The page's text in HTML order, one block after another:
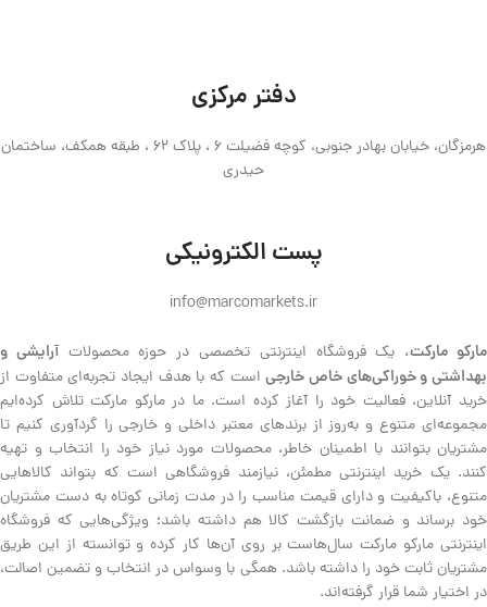
دفتر مرکزی
هرمزگان، خیابان بهادر جنوبی، کوچه فضیلت 6 ، پلاک 62 ، طبقه همکف، ساختمان
حیدری
پست الکترونیکی
info@marcomarkets.ir
مارکو مارکت، یک فروشگاه اینترنتی تخصصی در حوزه محصولاتآرایشی و
بهداشتی و خوراکی‌های خاص خارجیاست که با هدف ایجاد تجربه‌ای متفاوت از
خرید آنلاین، فعالیت خود را آغاز کرده است. ما در مارکو مارکت تلاش کرده‌ایم
مجموعه‌ای متنوع و به‌روز از برندهای معتبر داخلی و خارجی را گردآوری کنیم تا
مشتریان بتوانند با اطمینان خاطر، محصولات مورد نیاز خود را انتخاب و تهیه
کنند. یک خرید اینترنتی مطمئن، نیازمند فروشگاهی است که بتواند کالاهایی
متنوع، باکیفیت و دارای قیمت مناسب را در مدت زمانی کوتاه به دست مشتریان
خود برساند و ضمانت بازگشت کالا هم داشته باشد؛ ویژگی‌هایی که فروشگاه
اینترنتی مارکو مارکت سال‌هاست بر روی آن‌ها کار کرده و توانسته از این طریق
مشتریان ثابت خود را داشته باشد. همگی با وسواس در انتخاب و تضمین اصالت،
در اختیار شما قرار گرفته‌اند.